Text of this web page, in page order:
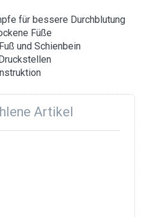
für bessere Durchblutung
Füße
und Schienbein
Artikel